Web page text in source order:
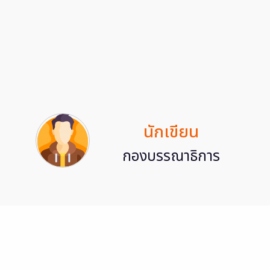
นักเขียน
กองบรรณาธิการ